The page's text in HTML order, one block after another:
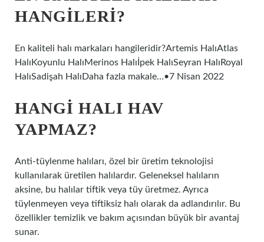
HANGILERI?
En kaliteli halı markaları hangileridir?Artemis HalıAtlas
HalıKoyunlu HalıMerinos Halıİpek HalıSeyran HalıRoyal
HalıSadişah HalıDaha fazla makale…•7 Nisan 2022
HANGI HALI HAV
YAPMAZ?
Anti-tüylenme halıları, özel bir üretim teknolojisi
kullanılarak üretilen halılardır. Geleneksel halıların
aksine, bu halılar tiftik veya tüy üretmez. Ayrıca
tüylenmeyen veya tiftiksiz halı olarak da adlandırılır. Bu
özellikler temizlik ve bakım açısından büyük bir avantaj
sunar.